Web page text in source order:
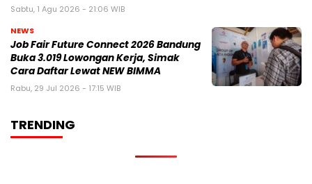
Sabtu, 1 Agu 2026 - 21:06 WIB
NEWS
Job Fair Future Connect 2026 Bandung
Buka 3.019 Lowongan Kerja, Simak
Cara Daftar Lewat NEW BIMMA
Rabu, 29 Jul 2026 - 17:15 WIB
TRENDING